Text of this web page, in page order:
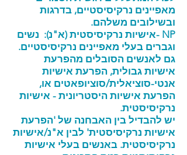
מאפיינים נרקיסיסטיים, בדרגות
ובשילובים משלהם.
NP -אישיות נרקיסיסטית (א"נ): נשים
וגברים בעלי מאפיינים נרקיסיסטיים.
גם לאנשים הסובלים מהפרעת
אישיות גבולית, הפרעת אישיות
אנטי-סוציאלית/סוציופאטים או,
הפרעת אישיות היסטריונית - אישיות
נרקיסיסטית.
יש להבדיל בין האבחנה של 'הפרעת
אישיות נרקיסיסטית' לבין א"נ/אישיות
נרקיסיסטית. באנשים בעלי אישיות